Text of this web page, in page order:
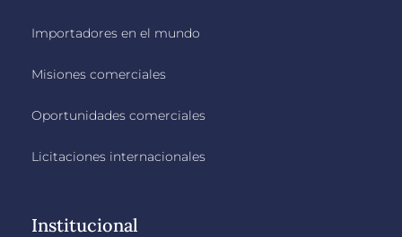
Importadores en el mundo
Misiones comerciales
Oportunidades comerciales
Licitaciones internacionales
Institucional